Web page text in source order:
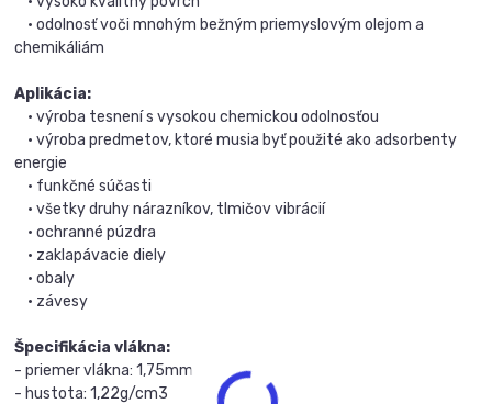
• odolnosť voči mnohým bežným priemyslovým olejom a
chemikáliám
Aplikácia:
• výroba tesnení s vysokou chemickou odolnosťou
• výroba predmetov, ktoré musia byť použité ako adsorbenty
energie
• funkčné súčasti
• všetky druhy nárazníkov, tlmičov vibrácií
• ochranné púzdra
• zaklapávacie diely
• obaly
• závesy
Špecifikácia vlákna:
- priemer vlákna: 1,75mm
- hustota: 1,22g/cm3